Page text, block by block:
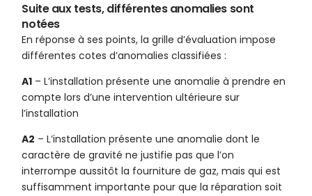
Suite aux tests, différentes anomalies sont
notées
En réponse à ses points, la grille d’évaluation impose
différentes cotes d’anomalies classifiées :
A1 – L’installation présente une anomalie à prendre en
compte lors d’une intervention ultérieure sur
l’installation
A2 – L’installation présente une anomalie dont le
caractère de gravité ne justifie pas que l’on
interrompe aussitôt la fourniture de gaz, mais qui est
suffisamment importante pour que la réparation soit